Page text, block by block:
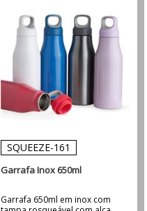
SQUEEZE-161
Garrafa Inox 650ml
Garrafa 650ml em inox com